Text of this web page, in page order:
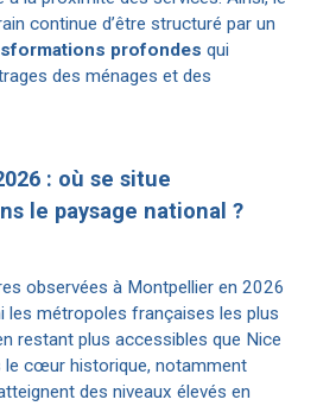
continue d’être structuré par un
profondes qui
des ménages et des
: où se situe
le paysage national ?
observées à Montpellier en 2026
les métropoles françaises les plus
restant plus accessibles que Nice
le cœur historique, notamment
des niveaux élevés en